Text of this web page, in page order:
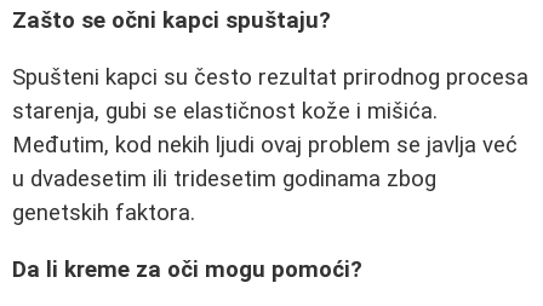
Zašto se očni kapci spuštaju?
Spušteni kapci su često rezultat prirodnog procesa
starenja, gubi se elastičnost kože i mišića.
Međutim, kod nekih ljudi ovaj problem se javlja već
u dvadesetim ili tridesetim godinama zbog
genetskih faktora.
Da li kreme za oči mogu pomoći?